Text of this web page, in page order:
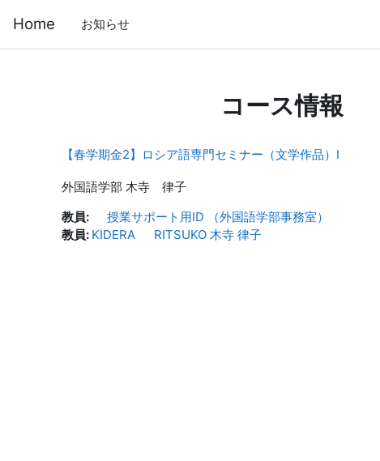
Home お知らせ
コース情報
【春学期金2】ロシア語専門セミナー（文学作品）Ⅰ
外国語学部 木寺 律子
教員:
授業サポート用ID （外国語学部事務室）
教員: KIDERA RITSUKO 木寺 律子